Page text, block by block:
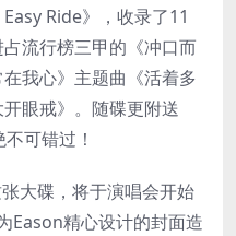
Ride》，收录了11
流行榜三甲的《冲口而
我心》主题曲《活着多
眼戒》。随碟更附送
可错过！
大碟，将于演唱会开始
Eason精心设计的封面造